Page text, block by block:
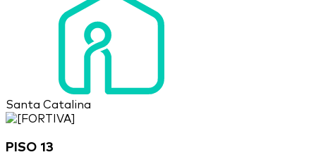
Santa Catalina
PISO 13